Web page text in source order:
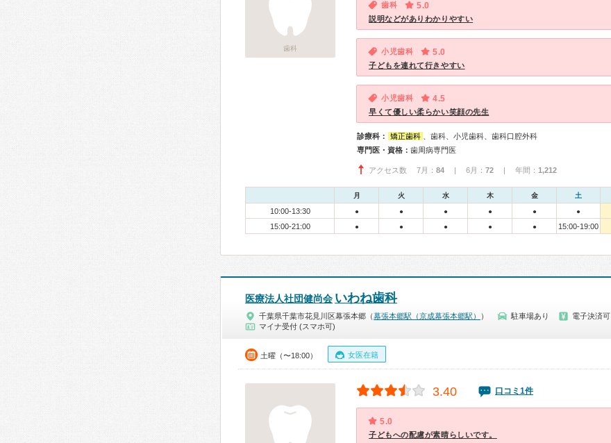
歯科
歯科 5.0
説明などがありわかりやすい
小児歯科 5.0
子どもを連れて行きやすい
小児歯科 4.5
早くて優しい柔らかい笑顔の先生
診療科： 矯正歯科
、歯科、小児歯科、歯科口腔外科
専門医・資格： 歯周病専門医
アクセス数 7月： 84 | 6月： 72 | 年間： 1,212
月 火 水 木 金 土
10:00-13:30 ● ● ● ● ● ●
15:00-21:00 ● ● ● ● ● 15:00-19:00
医療法人社団健尚会 いわね歯科
千葉県千葉市花見川区幕張本郷（幕張本郷駅（京成幕張本郷駅） ） 駐車場あり
電子決済可
マイナ受付 (スマホ可)
土曜（〜18:00） 女医在籍
3.40 口コミ1件
5.0
子どもへの配慮が素晴らしいです。